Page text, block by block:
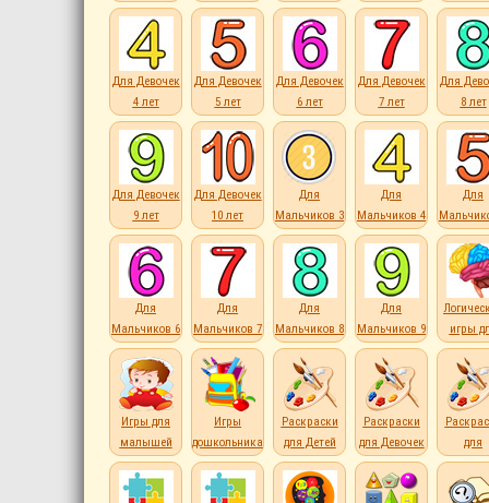
Для Девочек
4 лет
Для Девочек
5 лет
Для Девочек
6 лет
Для Девочек
7 лет
Для
8 лет
Для Девочек
9 лет
Для Девочек
10 лет
Для
Мальчиков 3
лет
Для
Мальчиков 4
лет
Для
лет
Для
Мальчиков 6
лет
Для
Мальчиков 7
лет
Для
Мальчиков 8
лет
Для
Мальчиков 9
лет
игры
детей
Игры для
малышей
Игры
дошкольникам
Раскраски
для Детей
Раскраски
для Девочек
для